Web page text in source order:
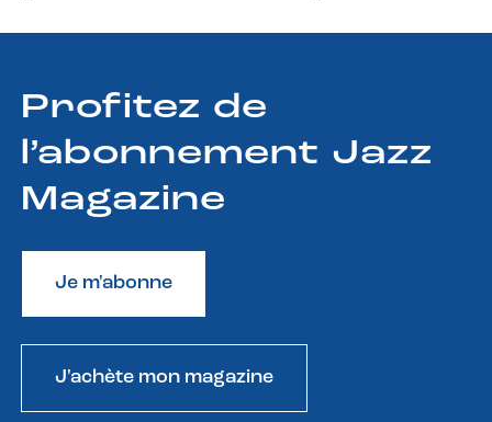
Profitez de
l’abonnement Jazz
Magazine
Je m'abonne
J'achète mon magazine